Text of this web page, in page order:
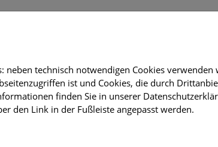
Führungen & Aktivitäten Deck 50
neben technisch notwendigen Cookies verwenden
ist und Cookies, die durch
finden Sie in unserer
den Link in der Fußleiste angepasst werden.